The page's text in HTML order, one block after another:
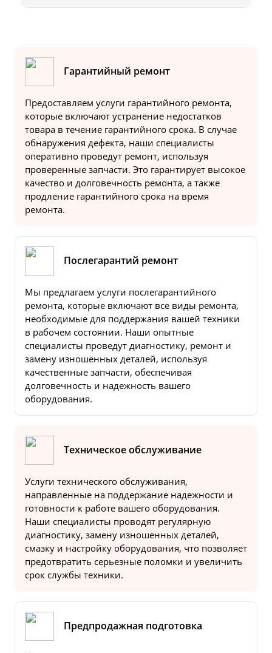
Гарантийный ремонт
Предоставляем услуги гарантийного ремонта,
которые включают устранение недостатков
товара в течение гарантийного срока. В случае
обнаружения дефекта, наши специалисты
оперативно проведут ремонт, используя
проверенные запчасти. Это гарантирует высокое
качество и долговечность ремонта, а также
продление гарантийного срока на время
ремонта.
Послегарантий ремонт
Мы предлагаем услуги послегарантийного
ремонта, которые включают все виды ремонта,
необходимые для поддержания вашей техники
в рабочем состоянии. Наши опытные
специалисты проведут диагностику, ремонт и
замену изношенных деталей, используя
качественные запчасти, обеспечивая
долговечность и надежность вашего
оборудования.
Техническое обслуживание
Услуги технического обслуживания,
направленные на поддержание надежности и
готовности к работе вашего оборудования.
Наши специалисты проводят регулярную
диагностику, замену изношенных деталей,
смазку и настройку оборудования, что позволяет
предотвратить серьезные поломки и увеличить
срок службы техники.
Предпродажная подготовка